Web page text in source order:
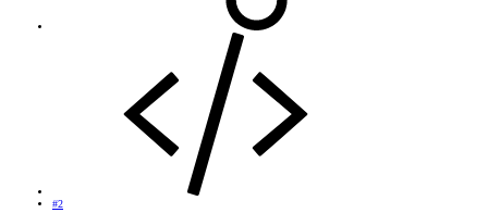
#2